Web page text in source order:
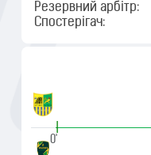
Резервний арбітр:
Спостерігач:
|
0'